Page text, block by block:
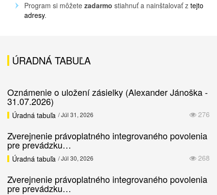
Program si môžete zadarmo stiahnuť a nainštalovať z tejto
adresy.
ÚRADNÁ TABUĽA
Oznámenie o uložení zásielky (Alexander Jánoška -
31.07.2026)
276
Úradná tabuľa / Júl 31, 2026
Zverejnenie právoplatného integrovaného povolenia
pre prevádzku…
268
Úradná tabuľa / Júl 30, 2026
Zverejnenie právoplatného integrovaného povolenia
pre prevádzku…